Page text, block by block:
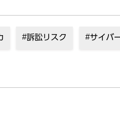
訴訟リスク サイバ